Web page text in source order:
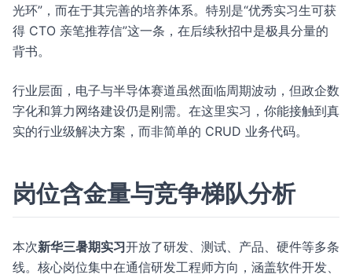
光环”，而在于其完善的培养体系。特别是“优秀实习生可获
得 CTO 亲笔推荐信”这一条，在后续秋招中是极具分量的
背书。
行业层面，电子与半导体赛道虽然面临周期波动，但政企数
字化和算力网络建设仍是刚需。在这里实习，你能接触到真
实的行业级解决方案，而非简单的 CRUD 业务代码。
岗位含金量与竞争梯队分析
本次新华三暑期实习开放了研发、测试、产品、硬件等多条
线。核心岗位集中在通信研发工程师方向，涵盖软件开发、